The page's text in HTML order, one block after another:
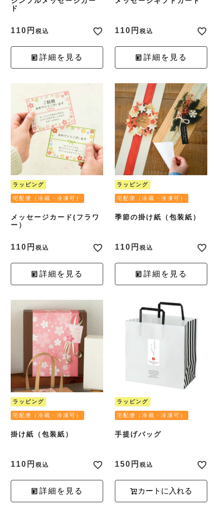
ド
110 税込
詳細を見る
110 税込
詳細を見る
ラッピング
宅配便（冷蔵・冷凍可）
メッセージカード(フラワ
ー）
110 税込
詳細を見る
ラッピング
宅配便（冷蔵・冷凍可）
季節の掛け紙（包装紙）
110 税込
詳細を見る
ラッピング
宅配便（冷蔵・冷凍可）
掛け紙（包装紙）
110 税込
詳細を見る
ラッピング
宅配便（冷蔵・冷凍可）
手提げバッグ
150 税込
カートに入れる